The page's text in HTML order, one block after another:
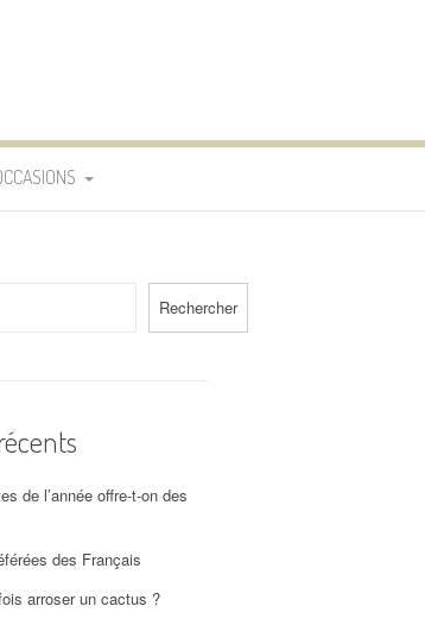
Rechercher
de l’année offre-t-on des
des Français
arroser un cactus ?